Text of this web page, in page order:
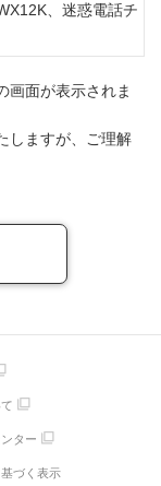
、迷惑電話チ
画面が表示されま
しますが、ご理解
ター
づく表示